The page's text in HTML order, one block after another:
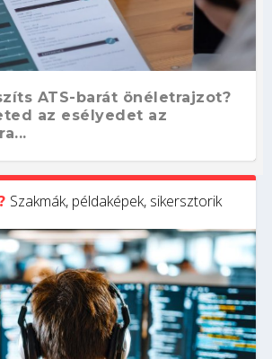
ATS-barát önéletrajzot?
az esélyedet az
Szakmák, példaképek, sikersztorik